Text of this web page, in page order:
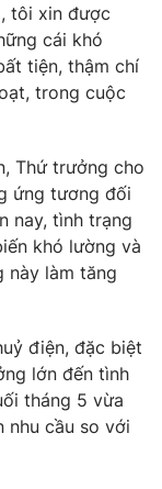
tôi xin được
cái khó
tiện, thậm chí
trong cuộc
Thứ trưởng cho
ứng tương đối
nay, tình trạng
khó lường và
này làm tăng
điện, đặc biệt
lớn đến tình
tháng 5 vừa
nhu cầu so với